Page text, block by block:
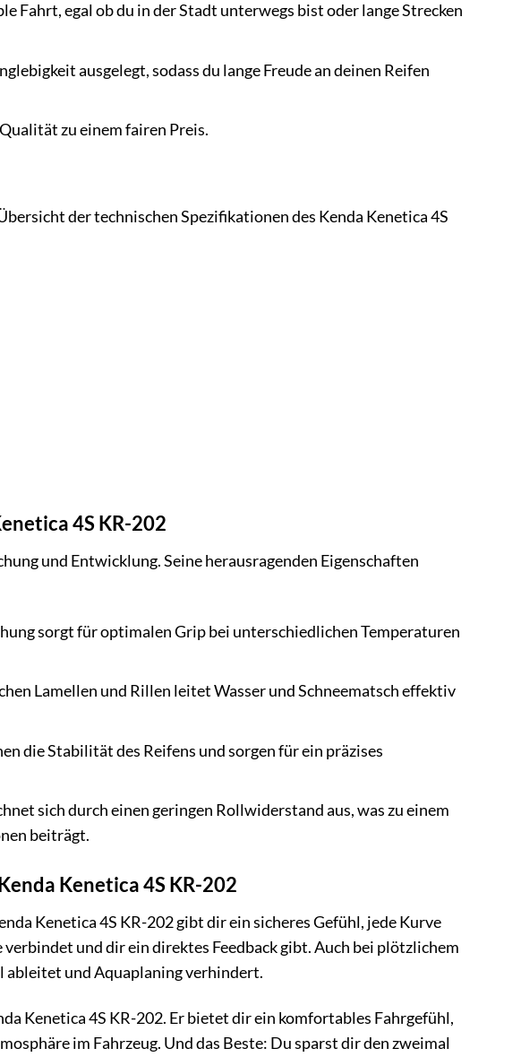
Fahrt, egal ob du in der Stadt unterwegs bist oder lange Strecken
ausgelegt, sodass du lange Freude an deinen Reifen
zu einem fairen Preis.
der technischen Spezifikationen des Kenda Kenetica 4S
4S KR-202
und Entwicklung. Seine herausragenden Eigenschaften
sorgt für optimalen Grip bei unterschiedlichen Temperaturen
Lamellen und Rillen leitet Wasser und Schneematsch effektiv
die Stabilität des Reifens und sorgen für ein präzises
sich durch einen geringen Rollwiderstand aus, was zu einem
beiträgt.
Kenetica 4S KR-202
Kenetica 4S KR-202 gibt dir ein sicheres Gefühl, jede Kurve
und dir ein direktes Feedback gibt. Auch bei plötzlichem
ableitet und Aquaplaning verhindert.
Kenetica 4S KR-202. Er bietet dir ein komfortables Fahrgefühl,
im Fahrzeug. Und das Beste: Du sparst dir den zweimal